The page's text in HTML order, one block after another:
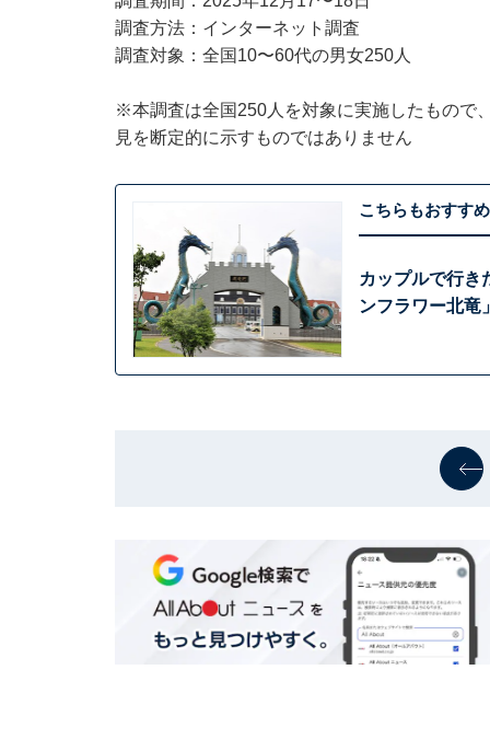
調査方法：インターネット調査
調査対象：全国10〜60代の男女250人
※本調査は全国250人を対象に実施したもので
見を断定的に示すものではありません
こちらもおすすめ
カップルで行き
ンフラワー北竜